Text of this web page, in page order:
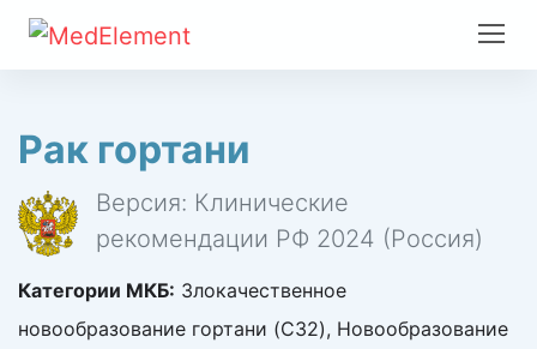
Рак гортани
Версия: Клинические
рекомендации РФ 2024 (Россия)
Категории МКБ: Злокачественное
новообразование гортани (C32), Новообразование